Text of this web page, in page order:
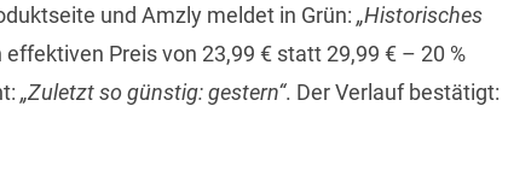
und Amzly meldet in Grün: „Historisches
Preis von 23,99 € statt 29,99 € – 20 %
„Zuletzt so günstig: gestern“. Der Verlauf bestätigt: